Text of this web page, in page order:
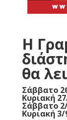
Η
θα
Σάββατο
Κυριακή
Σάββατο
Κυριακή 3/